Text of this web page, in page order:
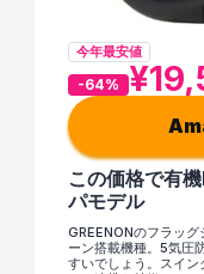
今年最安値
-64%
この価格で有
パモデル
GREENONのフラッグ
ーン搭載機種。5気圧
すいでしょう。スイ